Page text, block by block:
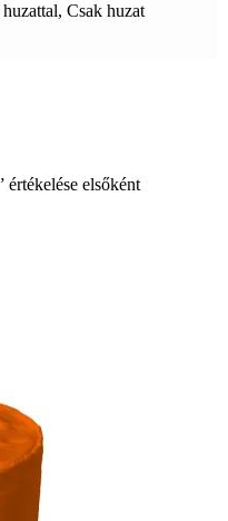
Csak huzat
értékelése elsőként